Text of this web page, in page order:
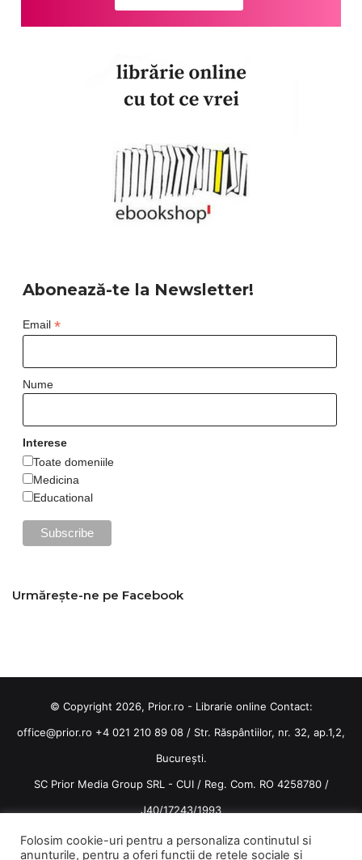
Abonează-te la Newsletter!
Email *
Nume
Interese
Toate domeniile
Medicina
Educational
Urmărește-ne pe Facebook
© Copyright 2026, Prior.ro - Librarie online Contact:
office@prior.ro +4 021 210 89 08 / Str. Răspântiilor, nr. 32, ap.1,2,
București.
SC Prior Media Group SRL - CUI / Reg. Com. RO 4258780 /
J40/17243/1993
Termeni și condiții/ Politica de confidentialitate
Folosim cookie-uri pentru a personaliza continutul si
anunturile, pentru a oferi functii de retele sociale si